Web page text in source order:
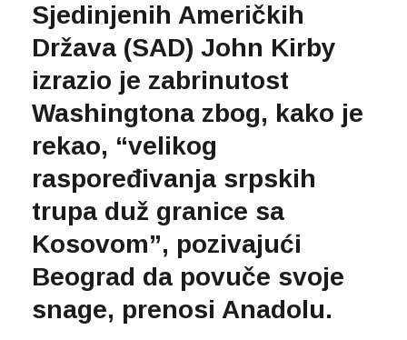
Sjedinjenih Američkih
Država (SAD) John Kirby
izrazio je zabrinutost
Washingtona zbog, kako je
rekao, “velikog
raspoređivanja srpskih
trupa duž granice sa
Kosovom”, pozivajući
Beograd da povuče svoje
snage, prenosi Anadolu.